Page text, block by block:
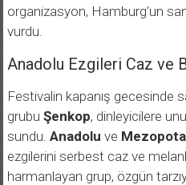
organizasyon, Hamburg’un
vurdu.
Anadolu Ezgileri Caz ve
Festivalin kapanış gecesinde
grubu Şenkop, dinleyicilere
sundu. Anadolu ve
ezgilerini serbest caz ve
harmanlayan grup, özgün